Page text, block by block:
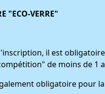
"ECO-VERRE"
il est
de moins de 1
obligatoire pour